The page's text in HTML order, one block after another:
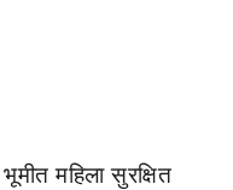
महिला सुरक्षित